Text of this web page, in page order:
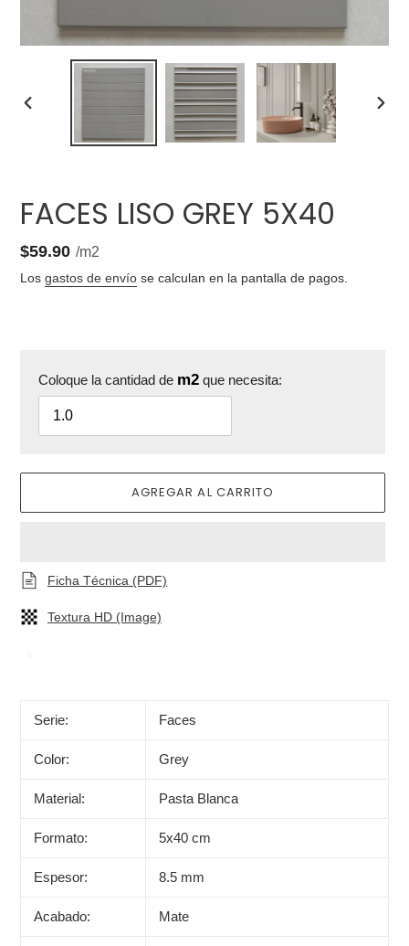
ANTERIOR
DIAPOSITIVA
FACES LISO GREY 5X40
Precio
unitario
$59.90 /por
m2
Los gastos de envío se calculan en la pantalla de pagos.
Coloque la cantidad de m2 que necesita:
AGREGAR AL CARRITO
Ficha Técnica (PDF)
Textura HD (Image)
producto
Serie: Faces
Color: Grey
Material: Pasta Blanca
Formato: 5x40 cm
Espesor: 8.5 mm
Acabado: Mate